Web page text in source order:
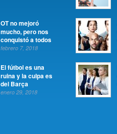
OT no mejoró
mucho, pero nos
conquistó a todos
febrero 7, 2018
El fútbol es una
ruina y la culpa es
del Barça
enero 29, 2018